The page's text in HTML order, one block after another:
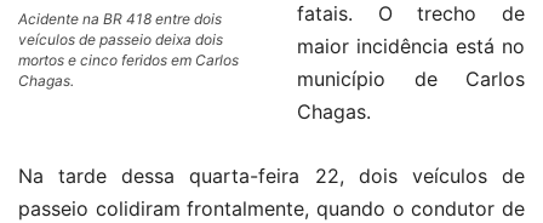
Acidente na BR 418 entre dois
veículos de passeio deixa dois
mortos e cinco feridos em Carlos
Chagas.
fatais. O trecho de
maior incidência está no
município de Carlos
Chagas.
Na tarde dessa quarta-feira 22, dois veículos de
passeio colidiram frontalmente, quando o condutor de